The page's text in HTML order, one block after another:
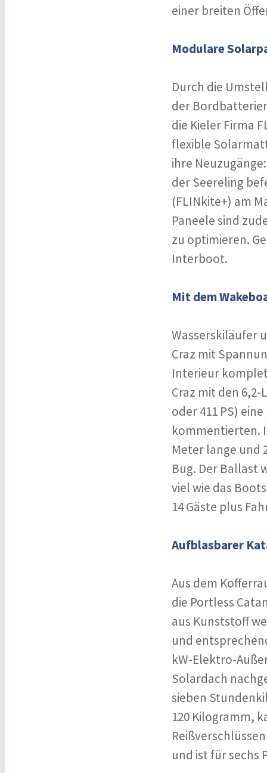
einer breiten
Modulare
Durch die
der
die Kieler Firma
flexible
ihre
der Seereling
(FLINkite+) am
Paneele sind
zu optimieren.
Interboot.
Mit dem
Wasserskiläufer
Craz mit
Interieur
Craz mit den
oder 411 PS)
kommentierten.
Meter lange und
Bug. Der Ballast
viel wie das
14 Gäste plus
Aufblasbarer
Aus dem
die Portless
aus Kunststoff
und
kW-Elektro-
Solardach
sieben
120 Kilogramm,
und ist für sechs